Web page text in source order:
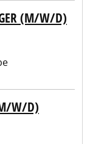
(M/W/D)
W/D)